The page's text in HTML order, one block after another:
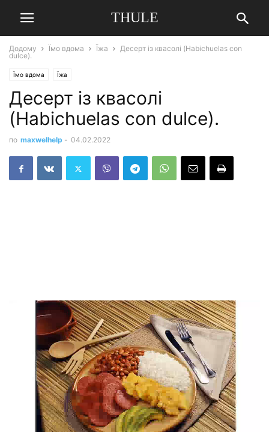
THULE
Додому Їмо вдома Їжа
Десерт із квасолі (Habichuelas con
dulce).
Їмо вдома Їжа
Десерт із квасолі
(Habichuelas con dulce).
по maxwelhelp - 04.02.2022